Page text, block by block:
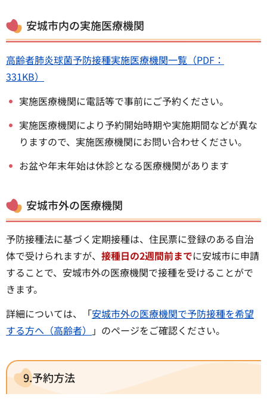
安城市内の実施医療機関
高齢者肺炎球菌予防接種実施医療機関一覧（PDF：
331KB）
実施医療機関に電話等で事前にご予約ください。
実施医療機関により予約開始時期や実施期間などが異な
りますので、実施医療機関にお問い合わせください。
お盆や年末年始は休診となる医療機関があります
安城市外の医療機関
予防接種法に基づく定期接種は、住民票に登録のある自治
体で受けられますが、 接種日の2週間前までに安城市に申請
することで、安城市外の医療機関で接種を受けることがで
きます。
詳細については、「安城市外の医療機関で予防接種を希望
する方へ（高齢者）
」のページをご確認ください。
9.予約方法